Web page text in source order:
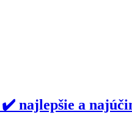
najlepšie a